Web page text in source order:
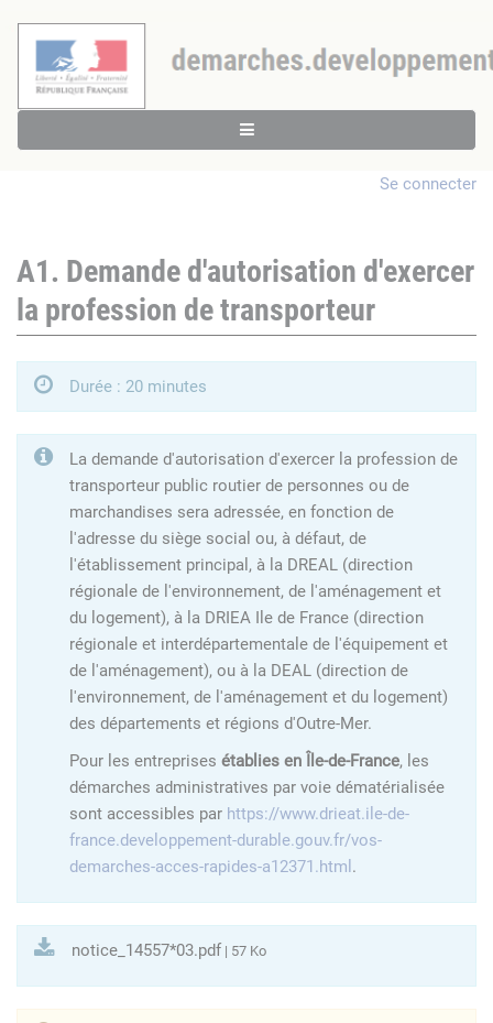
Se connecter
A1. Demande d'autorisation d'exercer
la profession de transporteur
Durée : 20 minutes
La demande d'autorisation d'exercer la profession de
transporteur public routier de personnes ou de
marchandises sera adressée, en fonction de
l'adresse du siège social ou, à défaut, de
l'établissement principal, à la DREAL (direction
régionale de l'environnement, de l'aménagement et
du logement), à la DRIEA Ile de France (direction
régionale et interdépartementale de l'équipement et
de l'aménagement), ou à la DEAL (direction de
l'environnement, de l'aménagement et du logement)
des départements et régions d'Outre-Mer.
Pour les entreprises établies en Île-de-France, les
démarches administratives par voie dématérialisée
sont accessibles par https://www.drieat.ile-de-
france.developpement-durable.gouv.fr/vos-
demarches-acces-rapides-a12371.html .
notice_14557*03.pdf | 57 Ko